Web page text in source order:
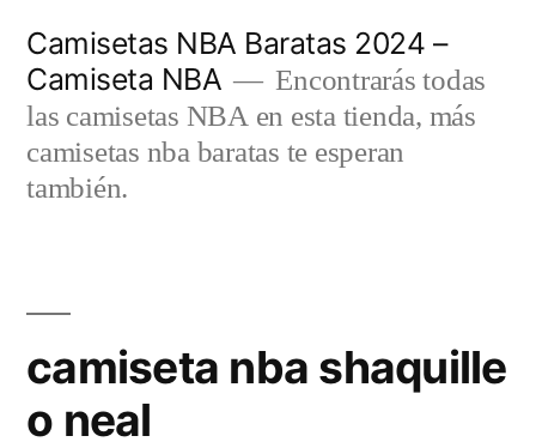
contenido
Camisetas NBA Baratas 2024 –
Camiseta NBA
Encontrarás todas
las camisetas NBA en esta tienda, más
camisetas nba baratas te esperan
también.
camiseta nba shaquille
o neal